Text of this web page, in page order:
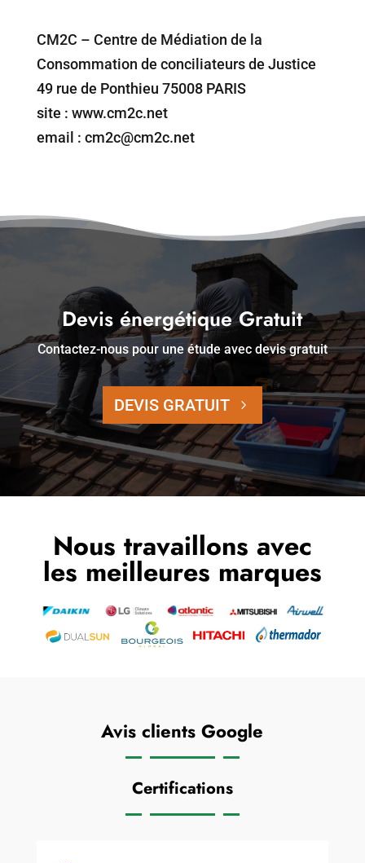
CM2C – Centre de Médiation de la
Consommation de conciliateurs de Justice
49 rue de Ponthieu 75008 PARIS
site : www.cm2c.net
email : cm2c@cm2c.net
Devis énergétique Gratuit
Contactez-nous pour une étude avec devis gratuit
DEVIS GRATUIT
Nous travaillons avec
les meilleures marques
Avis clients Google
Certifications